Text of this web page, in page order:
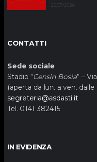
29/07/2026
CONTATTI
Sede sociale
Stadio “Censin Bosia” –
(aperta da lun. a ven. dalle
segreteria@asdasti.it
Tel. 0141 382415
IN EVIDENZA